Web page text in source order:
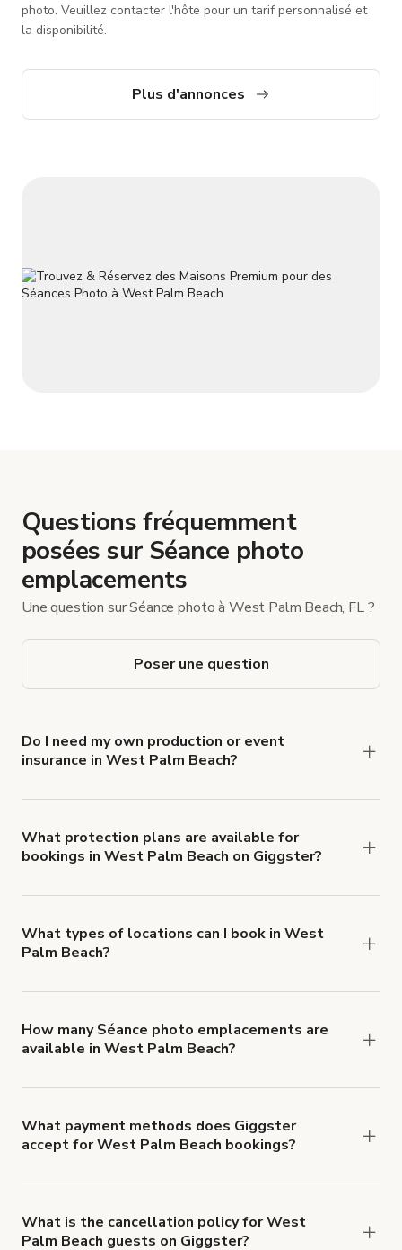
photo. Veuillez contacter l'hôte pour un tarif personnalisé et
la disponibilité.
Plus d'annonces
Questions fréquemment
posées sur Séance photo
emplacements
Une question sur Séance photo à West Palm Beach, FL ?
Poser une question
Do I need my own production or event
insurance in West Palm Beach?
insurance with liability coverage of no less than
$1,000,000.
What protection plans are available for
bookings in West Palm Beach on Giggster?
about Giggster's Damage Protection coverage.
What types of locations can I book in West
Palm Beach?
then click 'Filters' to look for something specific.
How many Séance photo emplacements are
available in West Palm Beach?
What payment methods does Giggster
accept for West Palm Beach bookings?
What is the cancellation policy for West
Palm Beach guests on Giggster?